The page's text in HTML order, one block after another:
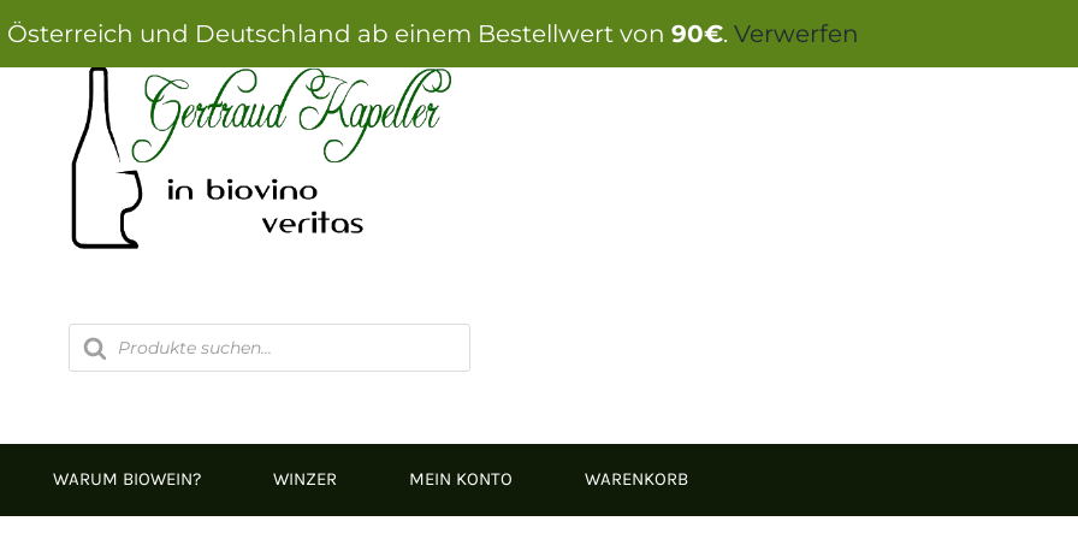
und Deutschland ab einem Bestellwert von 90€. Verwerfen
Products
search
WARUM BIOWEIN? WINZER MEIN KONTO WARENKORB